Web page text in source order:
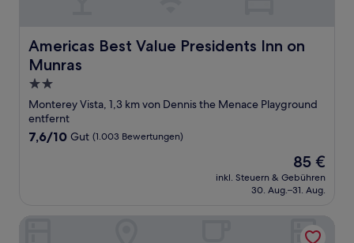
Americas Best Value Presidents Inn on
Munras
Americas Best Value Presidents Inn on Munras
2.0-
Sterne-
Unterkunft
Monterey Vista, 1,3 km von Dennis the Menace Playground
entfernt
7.6
7,6/10 Gut (1.003 Bewertungen)
Der
Preis
beträgt
85 €
inkl. Steuern & Gebühren
30. Aug.–31. Aug.